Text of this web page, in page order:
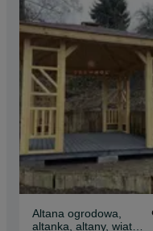
Altana ogrodowa,
altanka, altany, wiaty,